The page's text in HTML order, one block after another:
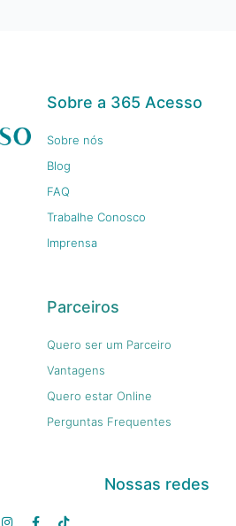
Sobre a 365 Acesso
Sobre nós
Blog
FAQ
Trabalhe Conosco
Imprensa
Parceiros
Quero ser um Parceiro
Vantagens
Quero estar Online
Perguntas Frequentes
Nossas redes
I
F
T